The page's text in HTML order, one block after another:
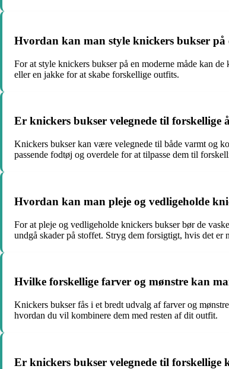
Hvordan kan man style knickers bukser på
For at style knickers bukser på en moderne måde kan
eller en jakke for at skabe forskellige outfits.
Er knickers bukser velegnede til
Knickers bukser kan være velegnede til både varmt og
passende fodtøj og overdele for at tilpasse dem til
Hvordan kan man pleje og vedligeholde
For at pleje og vedligeholde knickers bukser bør de
undgå skader på stoffet. Stryg dem forsigtigt, hvis det er
Hvilke forskellige farver og mønstre kan
Knickers bukser fås i et bredt udvalg af farver og
hvordan du vil kombinere dem med resten af dit outfit.
Er knickers bukser velegnede til